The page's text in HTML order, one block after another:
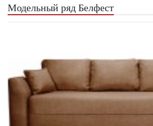
Модельный ряд Белфест